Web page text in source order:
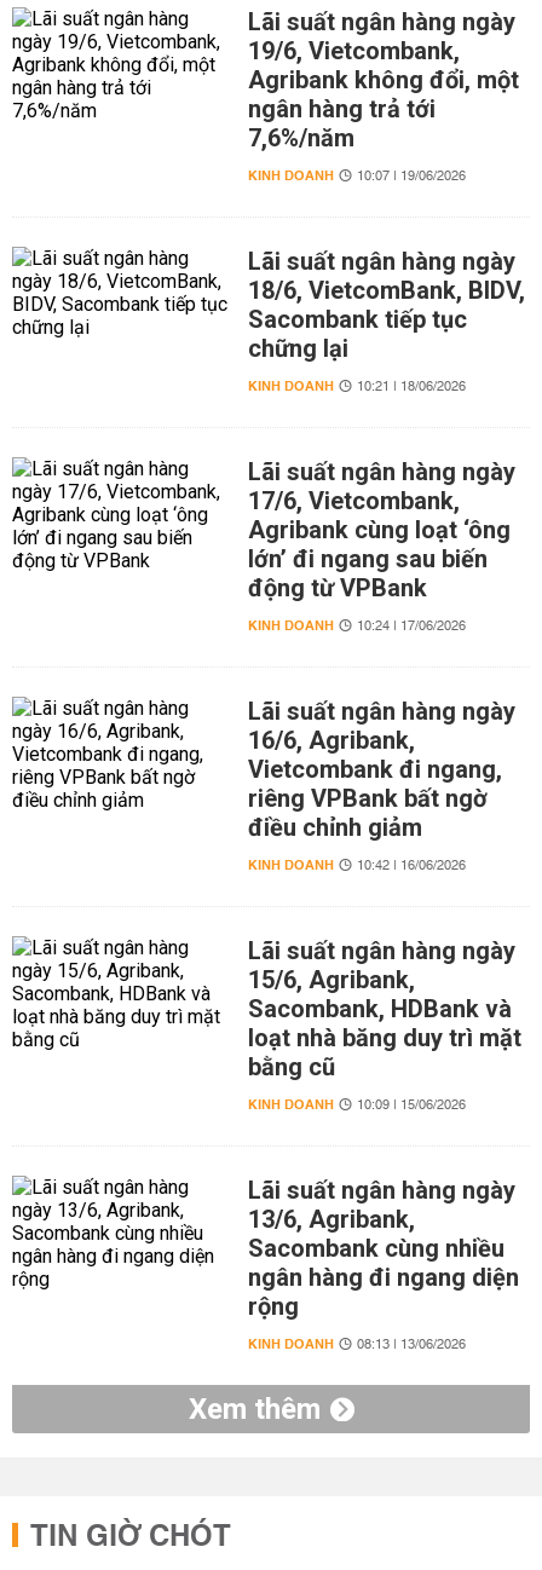
Lãi suất ngân hàng ngày
19/6, Vietcombank,
Agribank không đổi, một
ngân hàng trả tới
7,6%/năm
KINH DOANH 10:07 | 19/06/2026
Lãi suất ngân hàng ngày
18/6, VietcomBank, BIDV,
Sacombank tiếp tục
chững lại
KINH DOANH 10:21 | 18/06/2026
Lãi suất ngân hàng ngày
17/6, Vietcombank,
Agribank cùng loạt ‘ông
lớn’ đi ngang sau biến
động từ VPBank
KINH DOANH 10:24 | 17/06/2026
Lãi suất ngân hàng ngày
16/6, Agribank,
Vietcombank đi ngang,
riêng VPBank bất ngờ
điều chỉnh giảm
KINH DOANH 10:42 | 16/06/2026
Lãi suất ngân hàng ngày
15/6, Agribank,
Sacombank, HDBank và
loạt nhà băng duy trì mặt
bằng cũ
KINH DOANH 10:09 | 15/06/2026
Lãi suất ngân hàng ngày
13/6, Agribank,
Sacombank cùng nhiều
ngân hàng đi ngang diện
rộng
KINH DOANH 08:13 | 13/06/2026
Xem thêm
TIN GIỜ CHÓT